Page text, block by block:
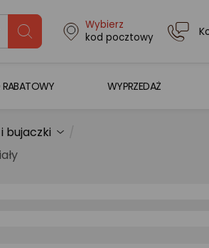
Wybierz
kod pocztowy
RABATOWY WYPRZEDAŻ
bujaczki